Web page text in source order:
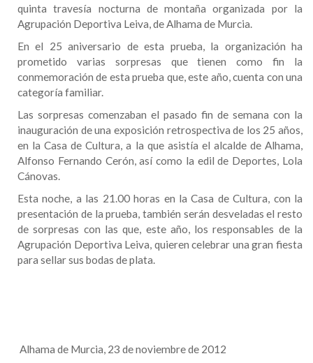
quinta travesía nocturna de montaña organizada por la
Agrupación Deportiva Leiva, de Alhama de Murcia.
En el 25 aniversario de esta prueba, la organización ha
prometido varias sorpresas que tienen como fin la
conmemoración de esta prueba que, este año, cuenta con una
categoría familiar.
Las sorpresas comenzaban el pasado fin de semana con la
inauguración de una exposición retrospectiva de los 25 años,
en la Casa de Cultura, a la que asistía el alcalde de Alhama,
Alfonso Fernando Cerón, así como la edil de Deportes, Lola
Cánovas.
Esta noche, a las 21.00 horas en la Casa de Cultura, con la
presentación de la prueba, también serán desveladas el resto
de sorpresas con las que, este año, los responsables de la
Agrupación Deportiva Leiva, quieren celebrar una gran fiesta
para sellar sus bodas de plata.
Alhama de Murcia, 23 de noviembre de 2012